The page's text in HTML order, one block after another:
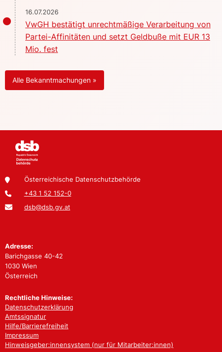
16.07.2026
VwGH bestätigt unrechtmäßige Verarbeitung von
Partei-Affinitäten und setzt Geldbuße mit EUR 13
Mio. fest
Alle Bekanntmachungen »
Österreichische Datenschutzbehörde
+43 1 52 152-0
dsb@dsb.gv.at
Adresse:
Barichgasse 40-42
1030 Wien
Österreich
Rechtliche Hinweise:
Datenschutzerklärung
Amtssignatur
Hilfe/Barrierefreiheit
Impressum
Hinweisgeber:innensystem (nur für Mitarbeiter:innen)